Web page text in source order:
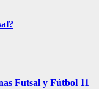
Futsal y Fútbol 11